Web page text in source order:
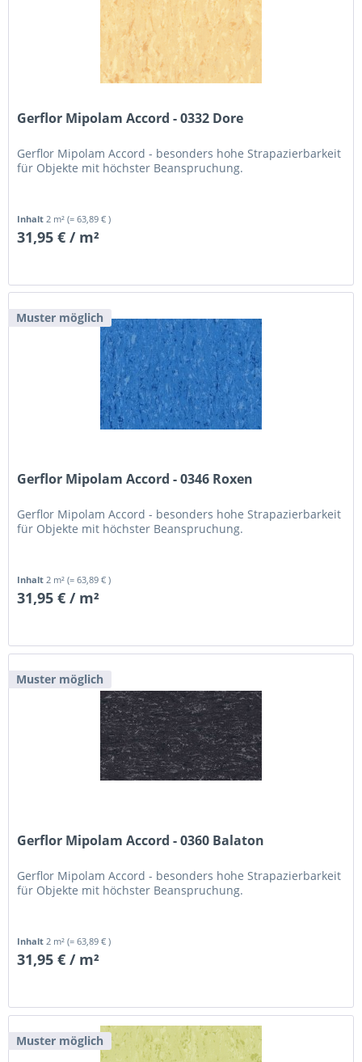
Gerflor Mipolam Accord - 0332 Dore
Gerflor Mipolam Accord - besonders hohe Strapazierbarkeit
für Objekte mit höchster Beanspruchung.
Inhalt 2 m²(= 63,89 € )
31,95 € / m²
Muster möglich
Gerflor Mipolam Accord - 0346 Roxen
Gerflor Mipolam Accord - besonders hohe Strapazierbarkeit
für Objekte mit höchster Beanspruchung.
Inhalt2 m²(= 63,89 € )
31,95 € / m²
Muster möglich
Gerflor Mipolam Accord - 0360 Balaton
Gerflor Mipolam Accord - besonders hohe Strapazierbarkeit
für Objekte mit höchster Beanspruchung.
Inhalt2 m²(= 63,89 € )
31,95 € / m²
Muster möglich